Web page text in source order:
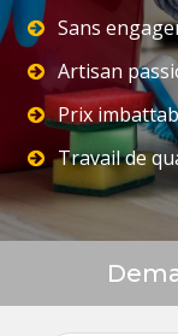
Sans
Artisan
Prix
Travail de